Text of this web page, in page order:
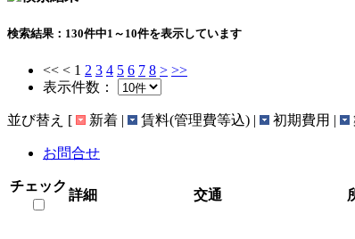
検索結果：130件中1～10件を表示しています
<< < 1 2 3 4 5 6 7 8 > >>
表示件数：
並び替え [ 新着 | 賃料(管理費等込) | 初期費用 |
お問合せ
チェック
詳細 交通